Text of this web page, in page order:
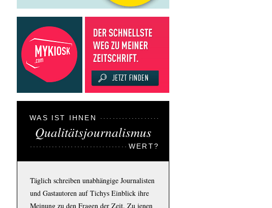
WAS IST IHNEN
Qualitätsjournalismus
WERT?
Täglich schreiben unabhängige Journalisten
und Gastautoren auf Tichys Einblick ihre
Meinung zu den Fragen der Zeit. Zu jenen